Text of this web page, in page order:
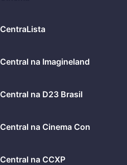
CentraLista
Central na Imagineland
Central na D23 Brasil
Central na Cinema Con
Central na CCXP